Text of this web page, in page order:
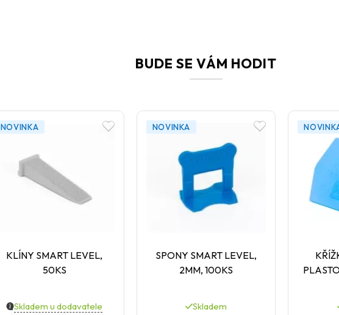
BUDE SE VÁM HODIT
NOVINKA
KLÍNY SMART LEVEL,
50KS
Skladem u dodavatele
NOVINKA
SPONY SMART LEVEL,
2MM, 100KS
Skladem